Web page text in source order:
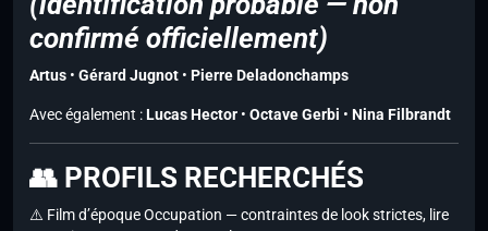
confirmé officiellement)
Artus • Gérard Jugnot • Pierre Deladonchamps
Avec également :Lucas Hector • Octave Gerbi • Nina Filbrandt
👥 PROFILS RECHERCHÉS
⚠️ Film d’époque Occupation — contraintes de look strictes, lire